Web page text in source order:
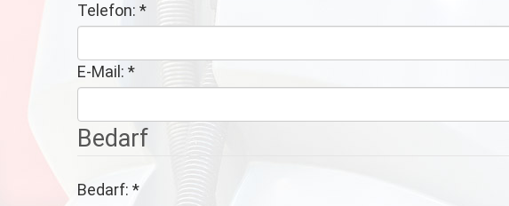
Telefon: *
E-Mail: *
Bedarf
Bedarf: *